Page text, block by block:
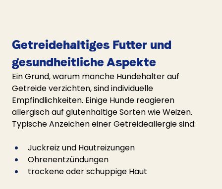
Getreidehaltiges Futter und
gesundheitliche Aspekte
Ein Grund, warum manche Hundehalter auf
Getreide verzichten, sind individuelle
Empfindlichkeiten. Einige Hunde reagieren
allergisch auf glutenhaltige Sorten wie Weizen.
Typische Anzeichen einer Getreideallergie sind:
Juckreiz und Hautreizungen
Ohrenentzündungen
trockene oder schuppige Haut